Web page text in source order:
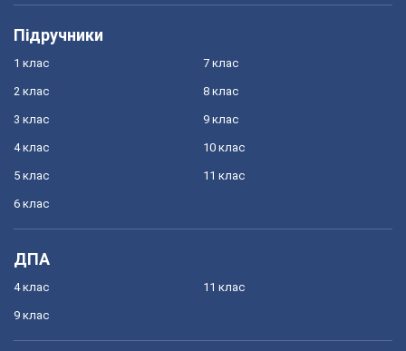
Підручники
1 клас
2 клас
3 клас
4 клас
5 клас
6 клас
7 клас
8 клас
9 клас
10 клас
11 клас
ДПА
4 клас
9 клас
11 клас